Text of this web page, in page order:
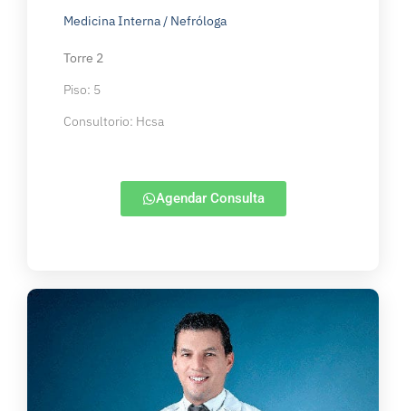
Medicina Interna / Nefróloga
Torre 2
Piso: 5
Consultorio: Hcsa
Agendar Consulta